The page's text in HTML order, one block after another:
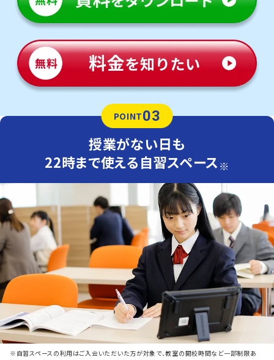
POINT03
授業がない日も
22時まで使える自習スペース ※
※自習スペースの利用はご入会いただいた方が対象で、教室の開校時間など一部制限あ